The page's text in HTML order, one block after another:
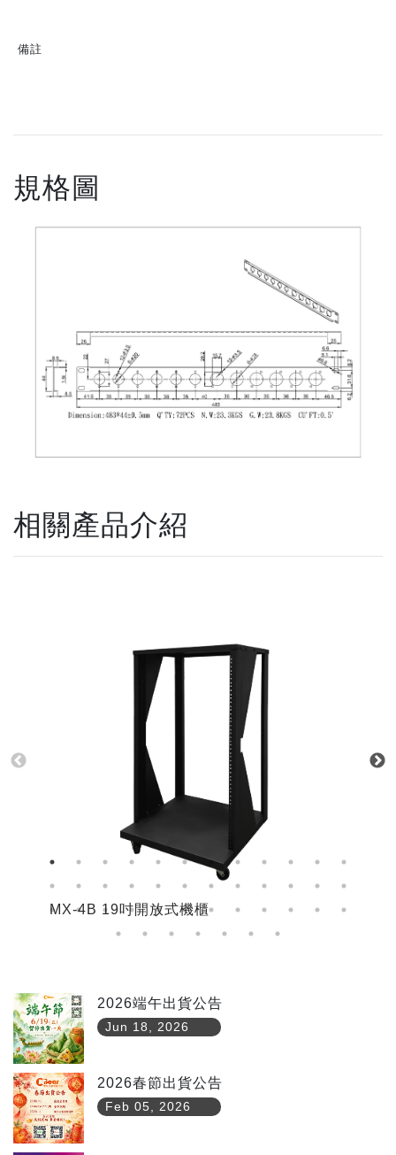
備註
規格圖
相關產品介紹
MX-4B 19吋開放式機櫃
2026端午出貨公告
Jun 18, 2026
2026春節出貨公告
Feb 05, 2026